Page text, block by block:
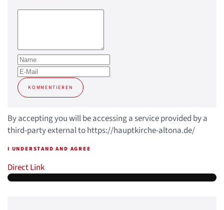
KOMMENTIEREN
By accepting you will be accessing a service provided by a
third-party external to https://hauptkirche-altona.de/
I UNDERSTAND AND AGREE
Direct Link